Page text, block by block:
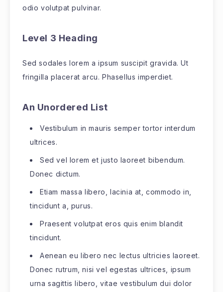
odio volutpat pulvinar.
Level 3 Heading
Sed sodales lorem a ipsum suscipit gravida. Ut
fringilla placerat arcu. Phasellus imperdiet.
An Unordered List
Vestibulum in mauris semper tortor interdum
ultrices.
Sed vel lorem et justo laoreet bibendum.
Donec dictum.
Etiam massa libero, lacinia at, commodo in,
tincidunt a, purus.
Praesent volutpat eros quis enim blandit
tincidunt.
Aenean eu libero nec lectus ultricies laoreet.
Donec rutrum, nisi vel egestas ultrices, ipsum
urna sagittis libero, vitae vestibulum dui dolor